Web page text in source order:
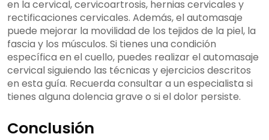
en la cervical, cervicoartrosis, hernias cervicales y
rectificaciones cervicales. Además, el automasaje
puede mejorar la movilidad de los tejidos de la piel, la
fascia y los músculos. Si tienes una condición
específica en el cuello, puedes realizar el automasaje
cervical siguiendo las técnicas y ejercicios descritos
en esta guía. Recuerda consultar a un especialista si
tienes alguna dolencia grave o si el dolor persiste.
Conclusión